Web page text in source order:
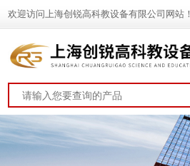
欢迎访问上海创锐高科教设备有限公司网站！